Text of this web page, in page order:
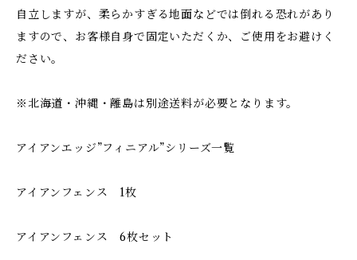
自立しますが、柔らかすぎる地面などでは倒れる恐れがあり
ますので、お客様自身で固定いただくか、ご使用をお避けく
ださい。
※北海道・沖縄・離島は別途送料が必要となります。
アイアンエッジ”フィニアル”シリーズ一覧
アイアンフェンス 1枚
アイアンフェンス 6枚セット